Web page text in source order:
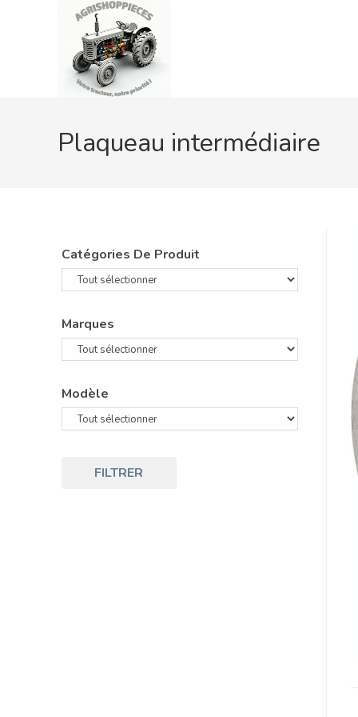
Plaqueau intermédiaire
Catégories De Produit
Marques
Modèle
FILTRER